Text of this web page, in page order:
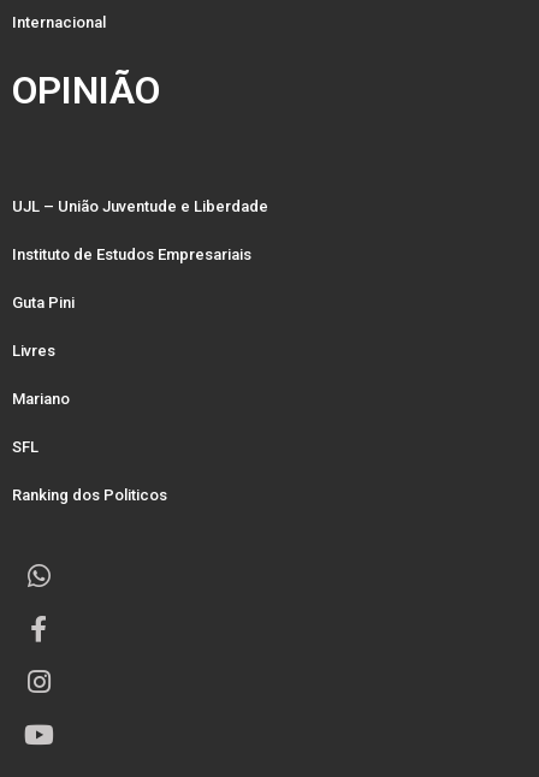
Internacional
OPINIÃO
UJL – União Juventude e Liberdade
Instituto de Estudos Empresariais
Guta Pini
Livres
Mariano
SFL
Ranking dos Politicos